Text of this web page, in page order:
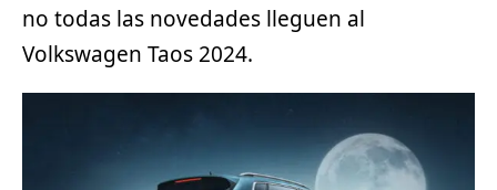
no todas las novedades lleguen al
Volkswagen Taos 2024.